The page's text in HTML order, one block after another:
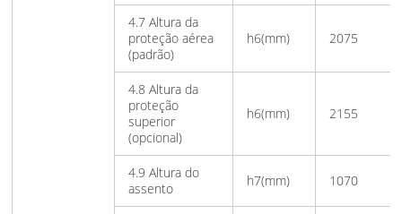
4.7 Altura da
proteção aérea
(padrão)
h6(mm) 2075
4.8 Altura da
proteção
superior
(opcional)
h6(mm) 2155
4.9 Altura do
assento
h7(mm) 1070